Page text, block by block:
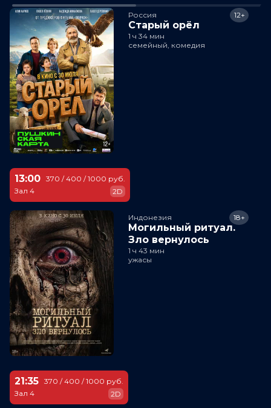
Россия
Старый орёл
12+
1 ч 34 мин
семейный, комедия
13:00
Зал 4
370 / 400 / 1000 руб.
2D
Индонезия
Могильный ритуал.
Зло вернулось
18+
1 ч 43 мин
ужасы
21:35
Зал 4
370 / 400 / 1000 руб.
2D